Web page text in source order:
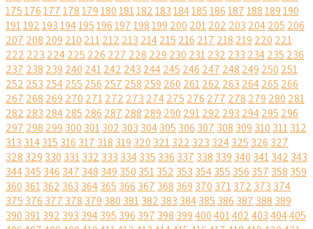
175176177178179180181182183184185186187188189190
191192193194195196197198199 200 201202 203 204205 206
207 208 209 210 211212 213 214215 216 217 218 219 220 221
222 223 224225 226 227 228 229 230 231232 233 234235 236
237 238 239 240 241242 243 244245 246 247 248 249 250 251
252 253 254255 256 257 258 259 260 261262 263 264265 266
267 268 269 270 271272 273 274275 276 277 278 279 280 281
282 283 284285 286 287 288 289 290 291292 293 294295 296
297 298 299 300 301302 303 304305 306 307 308 309 310 311312
313 314315 316 317 318 319 320 321322 323 324325 326 327
328 329 330 331332 333 334335 336 337 338 339 340 341342 343
344345 346 347 348 349 350 351352 353 354355 356 357 358 359
360 361362 363 364365 366 367 368 369 370 371372 373 374
375 376 377 378 379 380 381382 383 384385 386 387 388 389
390 391392 393 394395 396 397 398 399400401402403404405